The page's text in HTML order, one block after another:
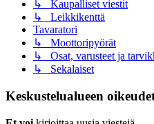
↳ Kaupalliset viestit
↳ Leikkikenttä
Tavaratori
↳ Moottoripyörät
↳ Osat, varusteet ja
↳ Sekalaiset
Keskustelualueen